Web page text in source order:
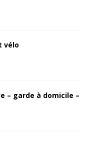
vélo
– garde à domicile –